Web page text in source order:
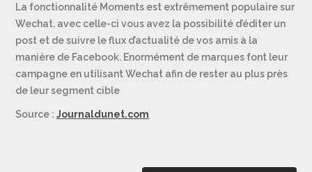
La fonctionnalité Moments est extrêmement populaire sur
Wechat, avec celle-ci vous avez la possibilité d’éditer un
post et de suivre le flux d’actualité de vos amis à la
manière de Facebook. Enormément de marques font leur
campagne en utilisant Wechat afin de rester au plus près
de leur segment cible
Source :Journaldunet.com